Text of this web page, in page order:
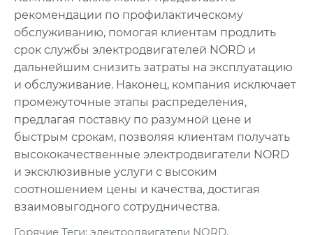
рекомендации по профилактическому
обслуживанию, помогая клиентам продлить
срок службы электродвигателей NORD и
дальнейшим снизить затраты на эксплуатацию
и обслуживание. Наконец, компания исключает
промежуточные этапы распределения,
предлагая поставку по разумной цене и
быстрым срокам, позволяя клиентам получать
высококачественные электродвигатели NORD
и эксклюзивные услуги с высоким
соотношением цены и качества, достигая
взаимовыгодного сотрудничества.
Горячие Теги: электродвигатели NORD,